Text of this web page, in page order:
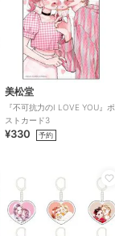
美松堂
『不可抗力のI LOVE YOU』ポ
ストカード3
¥330 予約